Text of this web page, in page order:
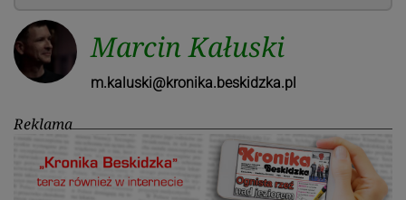
Marcin Kałuski
m.kaluski@kronika.beskidzka.pl
Reklama